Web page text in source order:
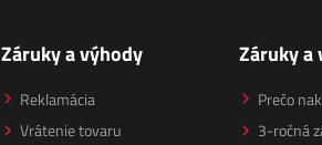
Záruky a výhody
Reklamácia
Vrátenie tovaru
Záruky a
Prečo
3-ročná